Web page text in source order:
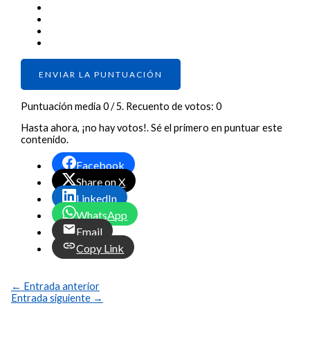
ENVIAR LA PUNTUACIÓN
Puntuación media0/ 5. Recuento de votos:0
Hasta ahora, ¡no hay votos!. Sé el primero en puntuar este
contenido.
Facebook
Share on X
LinkedIn
WhatsApp
Email
Copy Link
← Entrada anterior
Entrada siguiente →